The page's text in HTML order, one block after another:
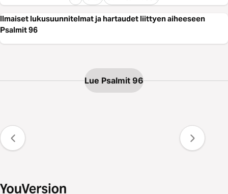
Ilmaiset lukusuunnitelmat ja hartaudet liittyen aiheeseen
Psalmit 96
Lue Psalmit 96